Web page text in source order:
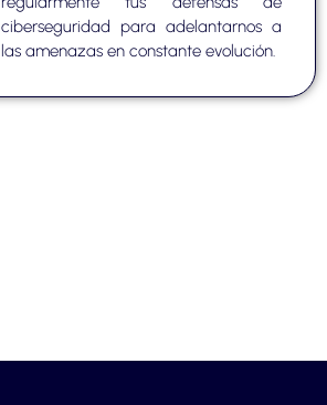
ciberseguridad para adelantarnos a
las amenazas en constante evolución.